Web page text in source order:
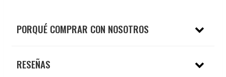
PORQUÉ COMPRAR CON NOSOTROS
RESEÑAS